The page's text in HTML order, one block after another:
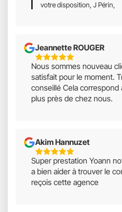
votre disposition, J Périn,
Jeannette ROUGER
5
Étoiles
Sur
5
Nous sommes nouveau
satisfait pour le moment.
conseillé Cela
plus près de chez nous.
Akim Hannuzet
5
Étoiles
Sur
5
Super prestation Yoann
a bien aider à trouver le
reçois cette agence